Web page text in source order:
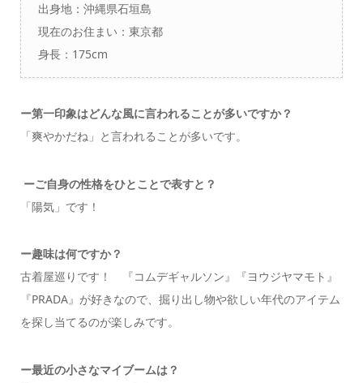
出身地：沖縄県石垣島
現在のお住まい：東京都
身長：175cm
ー第一印象はどんな風に言われることが多いですか？
「爽やかだね」と言われることが多いです。
ーご自身の性格をひとことで表すと？
「陽気」です！
ー趣味は何ですか？
古着屋巡りです！ 『コムデギャルソン』『ヨウジヤマモト』
『PRADA』が好きなので、掘り出し物や欲しい年代のアイテム
を探し当てるのが楽しみです。
ー最近の小さなマイブームは？